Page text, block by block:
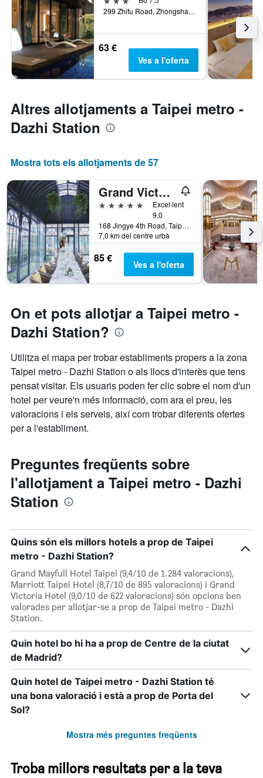
299 Zhifu Road, Zhongshan District, Taipei City, Taiwan
63 €
Ves a l'oferta
Altres allotjaments a Taipei metro -
Dazhi Station
Mostra tots els allotjaments de 57
Grand Victoria Hotel
5 estrelles
Excel·lent
9,0
168 Jingye 4th Road, Taipei City, Taiwan
7,0 km del centre urbà
85 € Ves a l'oferta
On et pots allotjar a Taipei metro -
Dazhi Station?
Utilitza el mapa per trobar establiments propers a la zona
Taipei metro - Dazhi Station o als llocs d'interès que tens
pensat visitar. Els usuaris poden fer clic sobre el nom d'un
hotel per veure'n més informació, com ara el preu, les
valoracions i els serveis, així com trobar diferents ofertes
per a l'establiment.
Preguntes freqüents sobre
l'allotjament a Taipei metro - Dazhi
Station
Quins són els millors hotels a prop de Taipei
metro - Dazhi Station?
Grand Mayfull Hotel Taipei (9,4/10 de 1.284 valoracions),
Marriott Taipei Hotel (8,7/10 de 895 valoracions) i Grand
Victoria Hotel (9,0/10 de 622 valoracions) són opcions ben
valorades per allotjar-se a prop de Taipei metro - Dazhi
Station.
Quin hotel bo hi ha a prop de Centre de la ciutat
de Madrid?
Quin hotel de Taipei metro - Dazhi Station té
una bona valoració i està a prop de Porta del
Sol?
Mostra més preguntes freqüents
Troba millors resultats per a la teva